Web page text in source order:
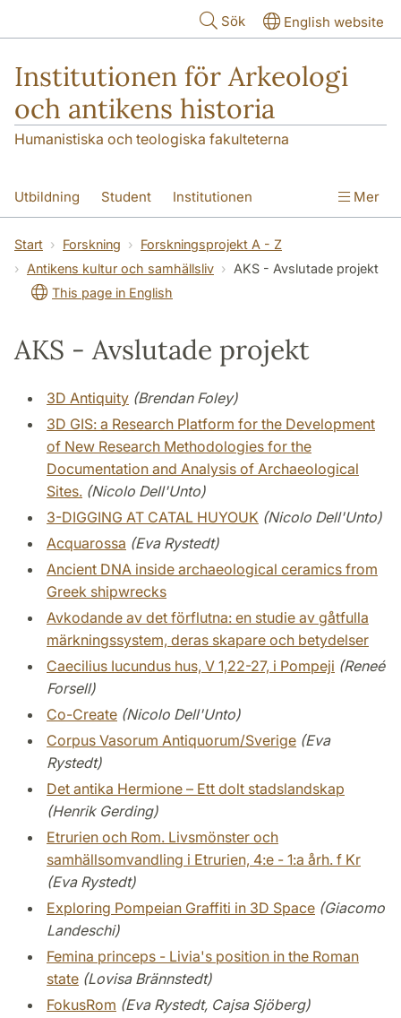
Sök English website
Institutionen för Arkeologi
och antikens historia
Humanistiska och teologiska fakulteterna
Utbildning Student Institutionen
Forskning Kontakt
Mer
Start Forskning
Forskningsprojekt A - Z
Antikens kultur och samhällsliv
AKS - Avslutade projekt
This page in English
AKS - Avslutade projekt
3D Antiquity (Brendan Foley)
3D GIS: a Research Platform for the Development
of New Research Methodologies for the
Documentation and Analysis of Archaeological
Sites. (Nicolo Dell'Unto)
3-DIGGING AT CATAL HUYOUK (Nicolo Dell'Unto)
Acquarossa (Eva Rystedt)
Ancient DNA inside archaeological ceramics from
Greek shipwrecks
Avkodande av det förflutna: en studie av gåtfulla
märkningssystem, deras skapare och betydelser
Caecilius Iucundus hus, V 1,22-27, i Pompeji (Reneé
Forsell)
Co-Create (Nicolo Dell'Unto)
Corpus Vasorum Antiquorum/Sverige (Eva
Rystedt)
Det antika Hermione – Ett dolt stadslandskap
(Henrik Gerding)
Etrurien och Rom. Livsmönster och
samhällsomvandling i Etrurien, 4:e - 1:a årh. f Kr
(Eva Rystedt)
Exploring Pompeian Graffiti in 3D Space (Giacomo
Landeschi)
Femina princeps - Livia's position in the Roman
state (Lovisa Brännstedt)
FokusRom (Eva Rystedt, Cajsa Sjöberg)